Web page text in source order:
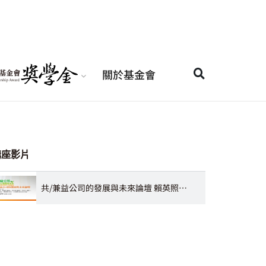
關於基金會
影片
共/兼益公司的發展與未來論壇 賴英照教授、方元沂教授、朱德芳教授、洪令家教授、陳一強總經理、蔣念祖理事長、許又仁創辦人、江永楨實習司法官